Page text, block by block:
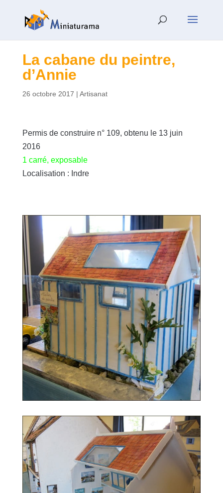
La cabane du peintre,
d’Annie
26 octobre 2017 | Artisanat
Permis de construire n° 109, obtenu le 13 juin
2016
1 carré, exposable
Localisation : Indre